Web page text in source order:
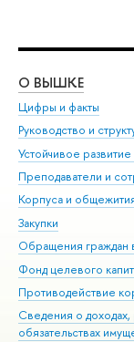
О ВЫШКЕ
Цифры и факты
Руководство и
Устойчивое
Преподаватели и
Корпуса и
Закупки
Обращения
Фонд целевого
Противодействие
Сведения о
обязательствах